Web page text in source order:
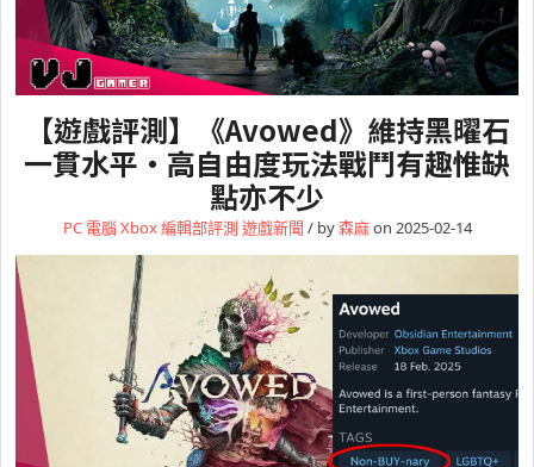
【遊戲評測】《Avowed》維持黑曜石
一貫水平・高自由度玩法戰鬥有趣惟缺
點亦不少
PC 電腦Xbox編輯部評測 遊戲新聞 / by森麻on 2025-02-14